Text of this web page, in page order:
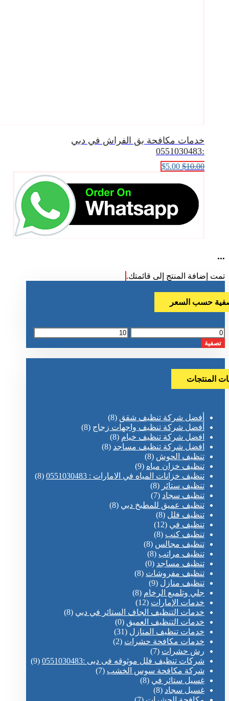
خدمات مكافحة بق الفراش في دبي
:0551030483
$10.00
السعر
هو:
$5.00 السعر
هو:
...
تمت إضافة المنتج إلى قائمتك.
حسب السعر
أدنى
سعر
أعلى
تصفية
المنتجات
أفضل شركة تنظيف شقق (8)
أفضل شركة تنظيف واجهات زجاج (8)
افضل شركة تنظيف خيام (8)
افضل شركة تنظيف مساجد (8)
تنظيف الحوش (8)
تنظيف خزان مياه (9)
تنظيف خزانات المياه في الامارات : 0551030483
(8)
تنظيف ستائر (8)
تنظيف سجاد (7)
تنظيف عميق للمطبخ دبي (8)
تنظيف فلل (8)
تنظيف في (12)
تنظيف كنب (8)
تنظيف مجالس (8)
تنظيف مراتب (8)
تنظيف مساجد (0)
تنظيف مفروشات (8)
تنظيف منازل (9)
جلي وتلميع الرخام (8)
خدمات الإمارات (12)
خدمات التنظيف الجاف الستائر في دبي (8)
خدمات التنظيف العميق (0)
خدمات تنظيف المنازل (31)
خدمات مكافحة حشرات (2)
رش حشرات (7)
شركات تنظيف فلل موثوقه فى دبى :0551030483
(9)
شركة مكافحة سوس الخشب (7)
غسيل ستائر في (8)
غسيل سجاد (8)